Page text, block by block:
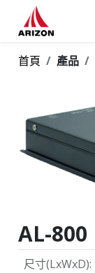
首頁 產品
AL-800
尺寸(LxWxD):